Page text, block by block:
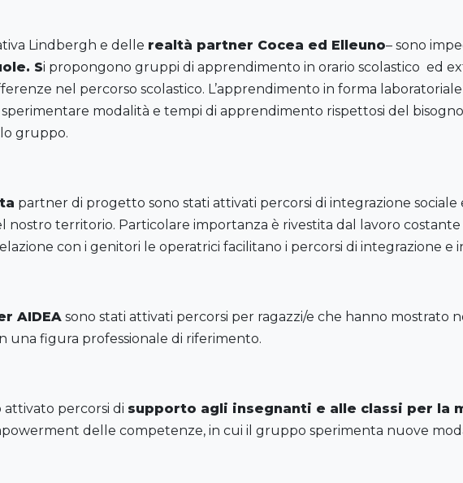
Lindbergh e delle realtà partner Cocea ed Elleuno– sono
Si propongono gruppi di apprendimento in orario scolastico ed
nel percorso scolastico. L’apprendimento in forma
modalità e tempi di apprendimento rispettosi del
gruppo.
partner di progetto sono stati attivati percorsi di integrazione
territorio. Particolare importanza è rivestita dal lavoro costante
con i genitori le operatrici facilitano i percorsi di integrazione e
AIDEA sono stati attivati percorsi per ragazzi/e che hanno mostrato
una figura professionale di riferimento.
percorsi di supporto agli insegnanti e alle classi per la
delle competenze, in cui il gruppo sperimenta nuove